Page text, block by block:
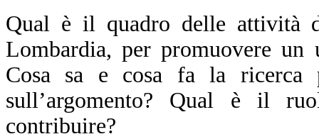
Qual è il quadro delle attività
Lombardia, per promuovere
Cosa sa e cosa fa la ricerca
sull’argomento? Qual è il
contribuire?